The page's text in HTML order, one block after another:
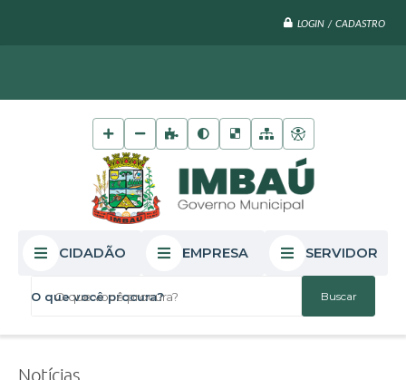
LOGIN / CADASTRO
O que você procura?
CIDADÃO EMPRESA SERVIDOR
Notícias